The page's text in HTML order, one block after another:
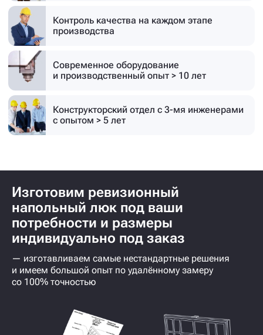
Контроль качества на каждом этапе
производства
Современное оборудование
и производственный опыт > 10 лет
Конструкторский отдел с 3-мя инженерами
с опытом > 5 лет
Изготовим ревизионный
напольный люк под ваши
потребности и размеры
индивидуально под заказ
— изготавливаем самые нестандартные решения
и имеем большой опыт по удалённому замеру
со 100% точностью